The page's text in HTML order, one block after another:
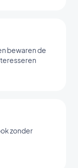
bewaren de
zonder